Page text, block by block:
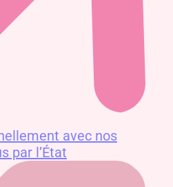
avec nos
par l’État